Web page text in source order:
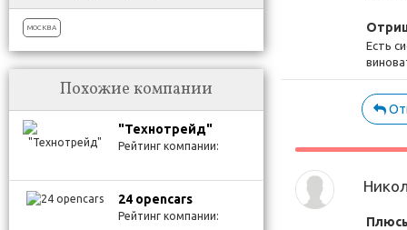
МОСКВА
Похожие компании
"Технотрейд"
Рейтинг компании:
24 opencars
Рейтинг компании:
Есть